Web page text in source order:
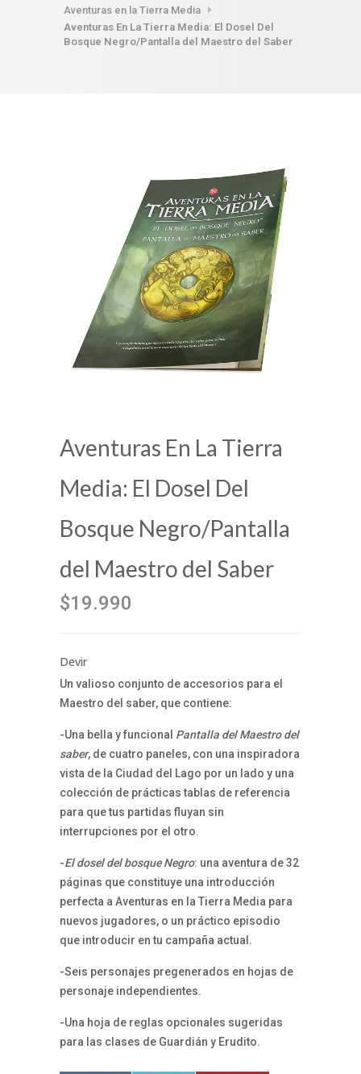
Aventuras en la Tierra Media
Aventuras En La Tierra Media: El Dosel Del
Bosque Negro/Pantalla del Maestro del Saber
Aventuras En La Tierra
Media: El Dosel Del
Bosque Negro/Pantalla
del Maestro del Saber
$19.990
Devir
Un valioso conjunto de accesorios para el
Maestro del saber, que contiene:
-Una bella y funcional Pantalla del Maestro del
saber, de cuatro paneles, con una inspiradora
vista de la Ciudad del Lago por un lado y una
colección de prácticas tablas de referencia
para que tus partidas fluyan sin
interrupciones por el otro.
-El dosel del bosque Negro: una aventura de 32
páginas que constituye una introducción
perfecta a Aventuras en la Tierra Media para
nuevos jugadores, o un práctico episodio
que introducir en tu campaña actual.
-Seis personajes pregenerados en hojas de
personaje independientes.
-Una hoja de reglas opcionales sugeridas
para las clases de Guardián y Erudito.